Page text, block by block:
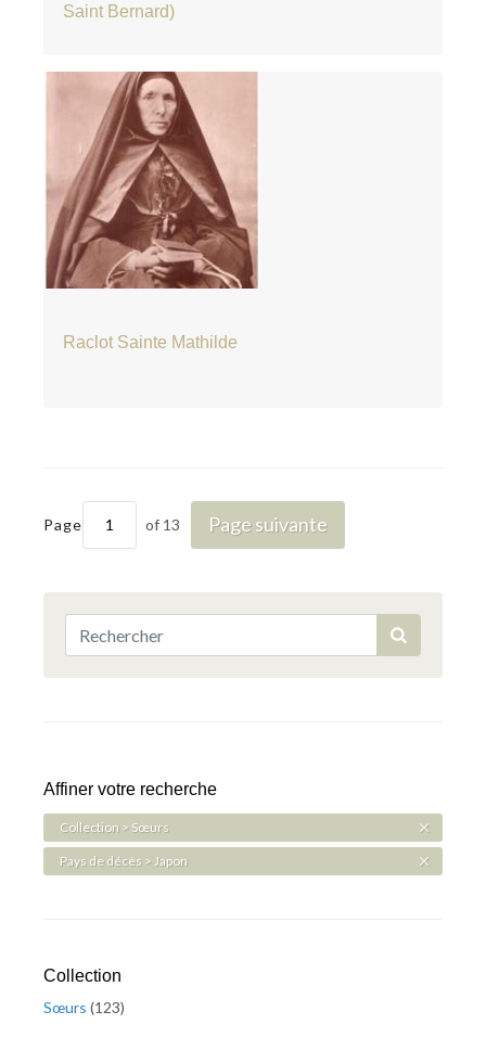
Saint Bernard)
Raclot Sainte Mathilde
Page of 13 Page suivante
Affiner votre recherche
Collection > Sœurs
Pays de décès > Japon
Collection
Sœurs (123)